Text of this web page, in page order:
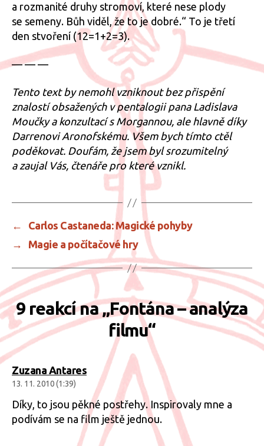
a rozmanité druhy stromoví, které nese plody
se semeny. Bůh viděl, že to je dobré.“ To je třetí
den stvoření (12=1+2=3).
— — —
Tento text by nemohl vzniknout bez přispění
znalostí obsažených v pentalogii pana Ladislava
Moučky a konzultací s Morgannou, ale hlavně díky
Darrenovi Aronofskému. Všem bych tímto ctěl
poděkovat. Doufám, že jsem byl srozumitelný
a zaujal Vás, čtenáře pro které vznikl.
←
Carlos Castaneda: Magické pohyby
→
Magie a počítačové hry
9 reakcí na „Fontána – analýza
filmu“
Zuzana Antares
13. 11. 2010 (1:39)
Díky, to jsou pěkné postřehy. Inspirovaly mne a
podívám se na film ještě jednou.